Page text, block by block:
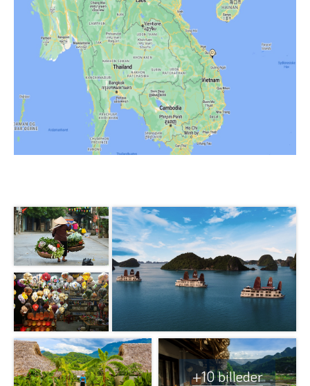
+10 billeder